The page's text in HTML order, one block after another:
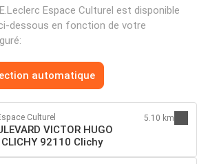
Espace Culturel est disponible
dessous en fonction de votre
automatique
Culturel
VICTOR HUGO
CLICHY 92110 Clichy
5.10 km